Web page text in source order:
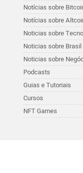
Notícias sobre
Notícias sobre
Noticias sobre
Noticias sobre Brasil
Noticias sobre
Podcasts
Guias e Tutoriais
Cursos
NFT Games